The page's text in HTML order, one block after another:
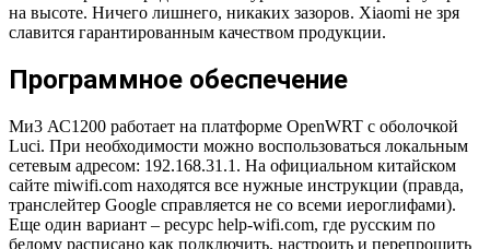
на высоте. Ничего лишнего, никаких зазоров. Xiaomi не зря
славится гарантированным качеством продукции.
Программное обеспечение
Ми3 АС1200 работает на платформе OpenWRT с оболочкой
Luci. При необходимости можно воспользоваться локальным
сетевым адресом: 192.168.31.1. На официальном китайском
сайте miwifi.com находятся все нужные инструкции (правда,
транслейтер Google справляется не со всеми иероглифами).
Еще один вариант – ресурс help-wifi.com, где русским по
белому расписано как подключить, настроить и перепрошить